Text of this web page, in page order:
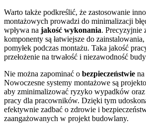
Warto także podkreślić, że zastosowanie
montażowych prowadzi do minimalizacji
wpływa na jakość wykonania. Precyzyjnie
komponenty są łatwiejsze do
pomyłek podczas montażu. Taka jakość
przełożenie na trwałość i niezawodność
Nie można zapominać o bezpieczeństwie
Nowoczesne systemy montażowe są
aby zminimalizować ryzyko wypadków
pracy dla pracowników. Dzięki tym
efektywnie zadbać o zdrowie i
zaangażowanych w projekt budowlany.